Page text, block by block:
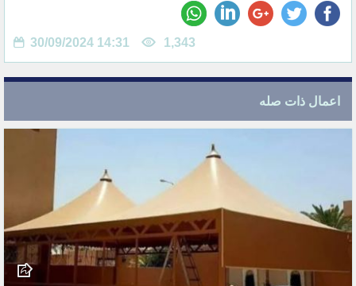
30/09/2024 14:31 1,343
اعمال ذات صله